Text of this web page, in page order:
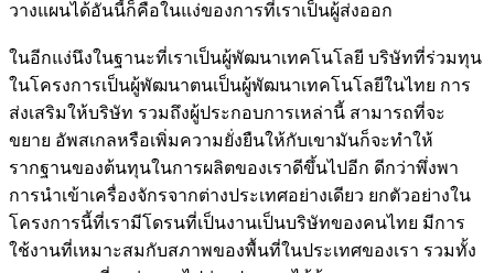
วางแผนได้อันนี้ก็คือในแง่ของการที่เราเป็นผู้ส่งออก
ในอีกแง่นึงในฐานะที่เราเป็นผู้พัฒนาเทคโนโลยี บริษัทที่ร่วมทุน
ในโครงการเป็นผู้พัฒนาตนเป็นผู้พัฒนาเทคโนโลยีในไทย การ
ส่งเสริมให้บริษัท รวมถึงผู้ประกอบการเหล่านี้ สามารถที่จะ
ขยาย อัพสเกลหรือเพิ่มความยั่งยืนให้กับเขามันก็จะทำให้
รากฐานของต้นทุนในการผลิตของเราดีขึ้นไปอีก ดีกว่าพึ่งพา
การนำเข้าเครื่องจักรจากต่างประเทศอย่างเดียว ยกตัวอย่างใน
โครงการนี้ที่เรามีโดรนที่เป็นงานเป็นบริษัทของคนไทย มีการ
ใช้งานที่เหมาะสมกับสภาพของพื้นที่ในประเทศของเรา รวมทั้ง